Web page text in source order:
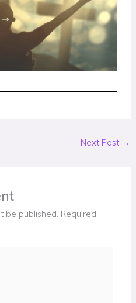
Next Post →
be published. Required